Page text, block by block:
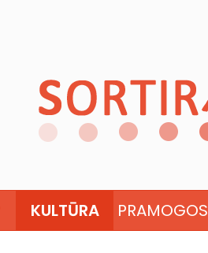
KULTŪRA PRAMOGOS